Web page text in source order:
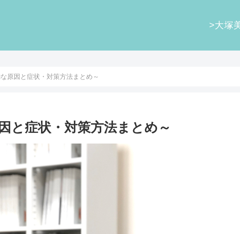
>大塚
原因と症状・対策方法まとめ～
と症状・対策方法まとめ～